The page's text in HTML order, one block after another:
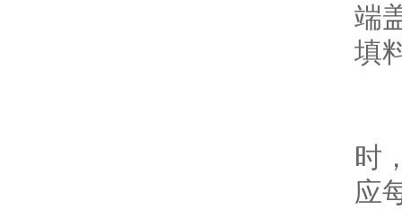
端
填料
时
应